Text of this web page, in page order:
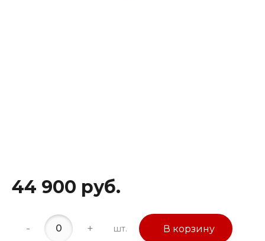
44 900 руб.
- + шт. В корзину